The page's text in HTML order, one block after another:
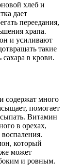
хлеб и
дает
переедания,
храпа.
и усиливают
такие
в крови.
содержат много
помогает
Витамин
в орехах,
который
может
и ровным.